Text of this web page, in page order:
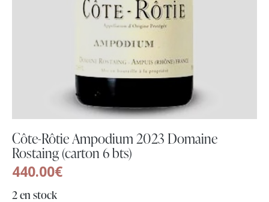
Côte-Rôtie Ampodium 2023 Domaine
Rostaing (carton 6 bts)
440.00€
2 en stock